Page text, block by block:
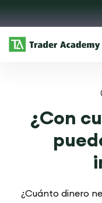
¿Con
¿Cuánto dinero